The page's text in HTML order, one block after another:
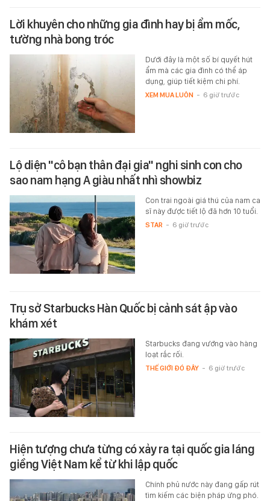
Lời khuyên cho những gia đình hay bị ẩm mốc,
tường nhà bong tróc
Dưới đây là một số bí quyết hút
ẩm mà các gia đình có thể áp
dụng, giúp tiết kiệm chi phí.
XEM MUA LUÔN - 6 giờ trước
Lộ diện "cô bạn thân đại gia" nghi sinh con cho
sao nam hạng A giàu nhất nhì showbiz
Con trai ngoài giá thú của nam ca
sĩ này được tiết lộ đã hơn 10 tuổi.
STAR - 6 giờ trước
Trụ sở Starbucks Hàn Quốc bị cảnh sát ập vào
khám xét
Starbucks đang vướng vào hàng
loạt rắc rối.
THẾ GIỚI ĐÓ ĐÂY - 6 giờ trước
Hiện tượng chưa từng có xảy ra tại quốc gia láng
giềng Việt Nam kể từ khi lập quốc
Chính phủ nước này đang gấp rút
tìm kiếm các biện pháp ứng phó.